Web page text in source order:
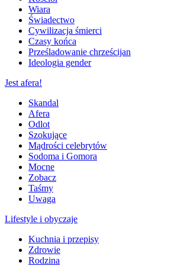
Wiara
Świadectwo
Cywilizacja śmierci
Czasy końca
Prześladowanie chrześcijan
Ideologia gender
Jest afera!
Skandal
Afera
Odlot
Szokujące
Mądrości celebrytów
Sodoma i Gomora
Mocne
Zobacz
Taśmy
Uwaga
Lifestyle i obyczaje
Kuchnia i przepisy
Zdrowie
Rodzina